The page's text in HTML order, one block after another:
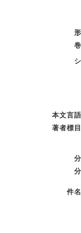
本文言
著者標
件